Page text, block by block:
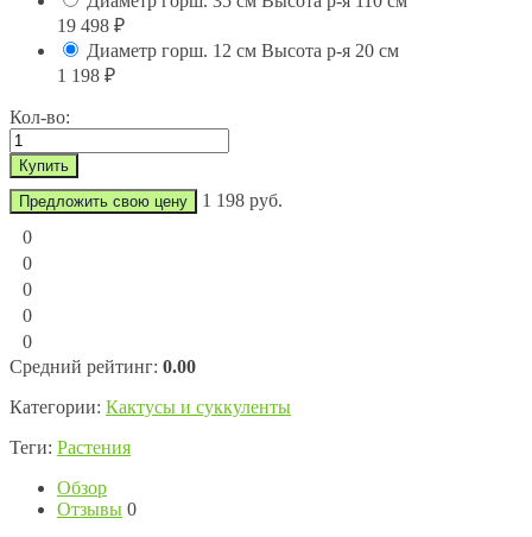
19 498 ₽
Диаметр горш. 12 см Высота р-я 20 см
1 198 ₽
Кол-во:
Предложить свою цену
1 198 руб.
0
0
0
0
0
Средний рейтинг: 0.00
Категории: Кактусы и суккуленты
Теги: Растения
Обзор
Отзывы 0